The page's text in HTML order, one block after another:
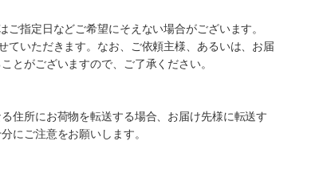
指定日などご希望にそえない場合がございます。
いただきます。なお、ご依頼主様、あるいは、お届
とがございますので、ご了承ください。
住所にお荷物を転送する場合、お届け先様に転送す
にご注意をお願いします。